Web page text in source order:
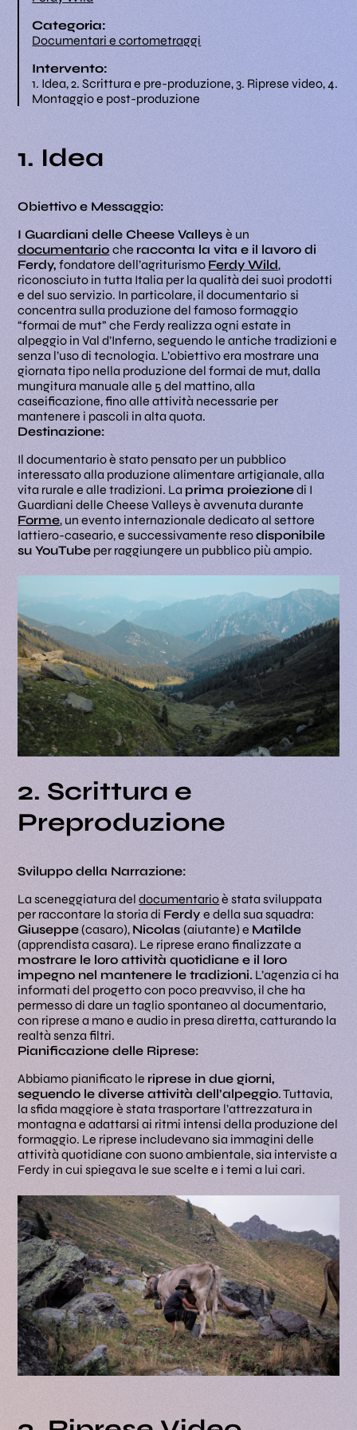
Categoria:
Documentari e cortometraggi
Intervento:
1. Idea, 2. Scrittura e pre-produzione, 3. Riprese video, 4.
Montaggio e post-produzione
1. Idea
Obiettivo e Messaggio:
I Guardiani delle Cheese Valleysè un
documentario che racconta la vita e il lavoro di
Ferdy, fondatore dell’agriturismo Ferdy Wild,
riconosciuto in tutta Italia per la qualità dei suoi prodotti
e del suo servizio. In particolare, il documentario si
concentra sulla produzione del famoso formaggio
“formai de mut” che Ferdy realizza ogni estate in
alpeggio in Val d’Inferno, seguendo le antiche tradizioni e
senza l’uso di tecnologia. L’obiettivo era mostrare una
giornata tipo nella produzione del formai de mut, dalla
mungitura manuale alle 5 del mattino, alla
caseificazione, fino alle attività necessarie per
mantenere i pascoli in alta quota.
Destinazione:
Il documentario è stato pensato per un pubblico
interessato alla produzione alimentare artigianale, alla
vita rurale e alle tradizioni. La prima proiezionedi I
Guardiani delle Cheese Valleysè avvenuta durante
Forme, un evento internazionale dedicato al settore
lattiero-caseario, e successivamente resodisponibile
su YouTube per raggiungere un pubblico più ampio.
2. Scrittura e
Preproduzione
Sviluppo della Narrazione:
La sceneggiatura deldocumentarioè stata sviluppata
per raccontare la storia di Ferdye della sua squadra:
Giuseppe(casaro), Nicolas(aiutante) e Matilde
(apprendista casara). Le riprese erano finalizzate a
mostrare le loro attività quotidiane e il loro
impegno nel mantenere le tradizioni. L’agenzia ci ha
informati del progetto con poco preavviso, il che ha
permesso di dare un taglio spontaneo al documentario,
con riprese a mano e audio in presa diretta, catturando la
realtà senza filtri.
Pianificazione delle Riprese:
Abbiamo pianificato le riprese in due giorni,
seguendo le diverse attività dell’alpeggio. Tuttavia,
la sfida maggiore è stata trasportare l’attrezzatura in
montagna e adattarsi ai ritmi intensi della produzione del
formaggio. Le riprese includevano sia immagini delle
attività quotidiane con suono ambientale, sia interviste a
Ferdy in cui spiegava le sue scelte e i temi a lui cari.